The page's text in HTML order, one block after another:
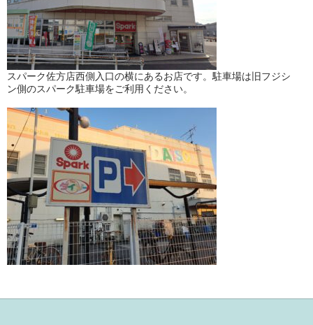
スパーク佐方店西側入口の横にあるお店です。駐車場は旧フジシ
ン側のスパーク駐車場をご利用ください。